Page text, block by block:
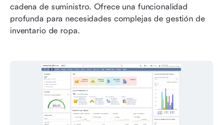
cadena de suministro. Ofrece una funcionalidad
profunda para necesidades complejas de gestión de
inventario de ropa.